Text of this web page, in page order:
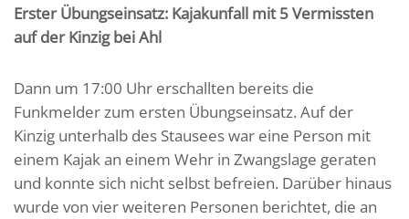
Erster Übungseinsatz: Kajakunfall mit 5 Vermissten
auf der Kinzig bei Ahl
Dann um 17:00 Uhr erschallten bereits die
Funkmelder zum ersten Übungseinsatz. Auf der
Kinzig unterhalb des Stausees war eine Person mit
einem Kajak an einem Wehr in Zwangslage geraten
und konnte sich nicht selbst befreien. Darüber hinaus
wurde von vier weiteren Personen berichtet, die an